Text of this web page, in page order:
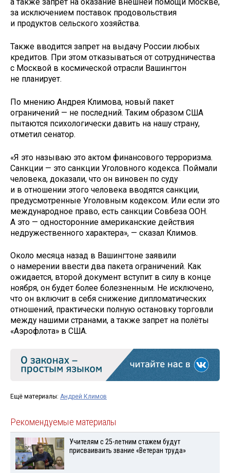
за исключением поставок продовольствия
и продуктов сельского хозяйства.
Также вводится запрет на выдачу России любых
кредитов. При этом отказываться от сотрудничества
с Москвой в космической отрасли Вашингтон
не планирует.
По мнению Андрея Климова, новый пакет
ограничений — не последний. Таким образом США
пытаются психологически давить на нашу страну,
отметил сенатор.
«Я это называю это актом финансового терроризма.
Санкции — это санкции Уголовного кодекса. Поймали
человека, доказали, что он виновен по суду
и в отношении этого человека вводятся санкции,
предусмотренные Уголовным кодексом. Или если это
международное право, есть санкции Совбеза ООН.
А это — односторонние американские действия
недружественного характера», — сказал Климов.
Около месяца назад в Вашингтоне заявили
о намерении ввести два пакета ограничений. Как
ожидается, второй документ вступит в силу в конце
ноября, он будет более болезненным. Не исключено,
что он включит в себя снижение дипломатических
отношений, практически полную остановку торговли
между нашими странами, а также запрет на полёты
«Аэрофлота» в США.
Ещё материалы: Андрей Климов
Рекомендуемые материалы
Учителям с 25-летним стажем будут
присваиваить звание «Ветеран труда»